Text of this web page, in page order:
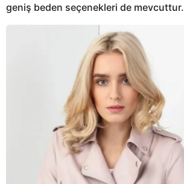
geniş beden seçenekleri de mevcuttur.